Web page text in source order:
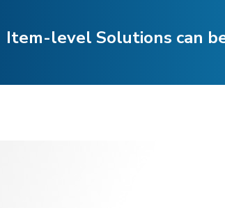
Item-level Solutions can